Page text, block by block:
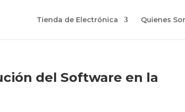
Tienda de Electrónica Quienes
del Software en la